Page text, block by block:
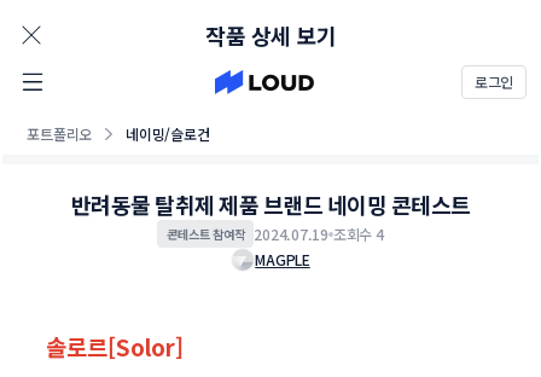
로그인
포트폴리오 네이밍/슬로건
작품 상세 보기
반려동물 탈취제 제품 브랜드 네이밍 콘테스트
콘테스트 참여작 2024.07.19 조회수 4
MAGPLE
솔로르[Solor]